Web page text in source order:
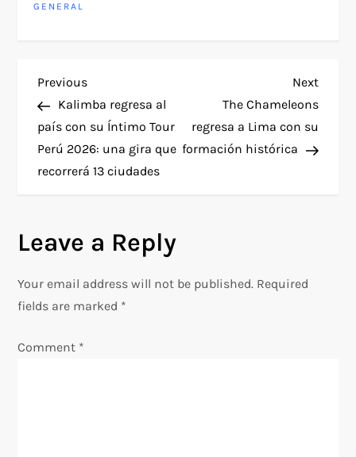
GENERAL
P
o
s
n
a
v
i
Previous
Post
Previous
Kalimba regresa al
país con su Íntimo Tour
Perú 2026: una gira que
recorrerá 13 ciudades
Next
Post
Next
The Chameleons
regresa a Lima con su
formación histórica
Leave a Reply
Your email address will not be published. Required
fields are marked *
Comment *